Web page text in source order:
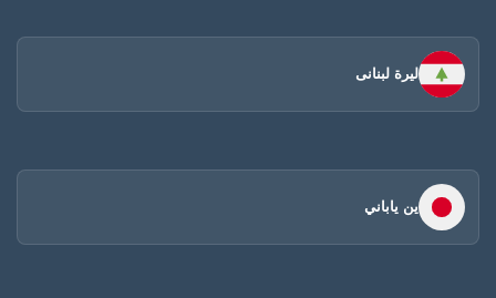
ليرة لبنانى
ين ياباني